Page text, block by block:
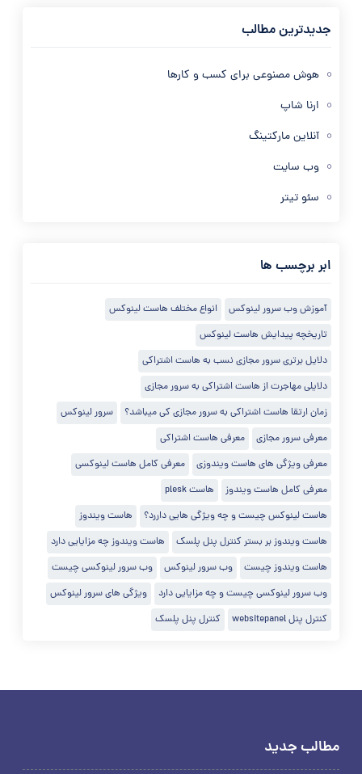
جدیدترین مطالب
هوش مصنوعی برای کسب و کارها
ارنا شاپ
آنلاین مارکتینگ
وب سایت
سئو تیتر
ابر برچسب ها
آموزش وب سرور لینوکس
انواع مختلف هاست لینوکس
تاریخچه پیدایش هاست لینوکس
دلایل برتری سرور مجازی نسب به هاست اشتراکی
دلایلی مهاجرت از هاست اشتراکی به سرور مجازی
زمان ارتقا هاست اشتراکی به سرور مجازی کی میباشد؟
سرور لینوکس
معرفی سرور مجازی
معرفی هاست اشتراکی
معرفی ویژگی های هاست ویندوزی
معرفی کامل هاست لینوکسی
معرفی کامل هاست ویندوز
هاست plesk
هاست لینوکس چیست و چه ویژگی هایی داررد؟
هاست ویندوز
هاست ویندوز بر بستر کنترل پنل پلسک
هاست ویندوز چه مزایایی دارد
هاست ویندوز چیست
وب سرور لینوکس
وب سرور لینوکسی چیست
وب سرور لینوکسی چیست و چه مزایایی دارد
ویژگی های سرور لینوکس
کنترل پنل websitepanel
کنترل پنل پلسک
مطالب جدید